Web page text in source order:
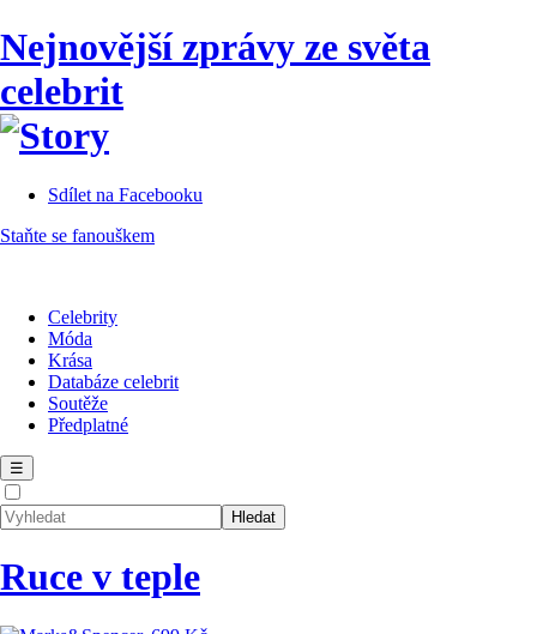
Nejnovější zprávy ze světa
celebrit
Sdílet na Facebooku
Staňte se fanouškem
Celebrity
Móda
Krása
Databáze celebrit
Soutěže
Předplatné
☰
Ruce v teple